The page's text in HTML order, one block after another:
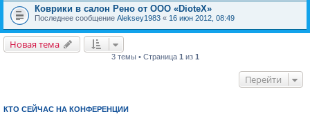
Коврики в салон Рено от ООО «DioteX»
Последнее сообщение Aleksey1983 « 16 июн 2012, 08:49
Новая тема
3 темы • Страница 1 из 1
Перейти
КТО СЕЙЧАС НА КОНФЕРЕНЦИИ